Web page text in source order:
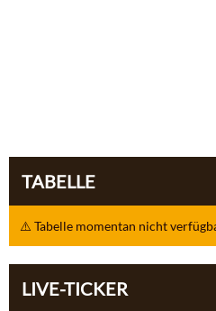
TABELLE
⚠️ Tabelle momentan nicht
LIVE-TICKER